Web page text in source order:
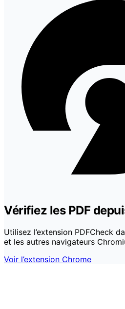
Vérifiez les PDF
Utilisez l’extension PDFCheck
et les autres navigateurs
Voir l’extension Chrome